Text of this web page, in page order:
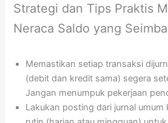
Strategi dan Tips Praktis
Neraca Saldo yang
Memastikan setiap transaksi
(debit dan kredit sama) segera
Jangan menumpuk pekerjaan
Lakukan posting dari jurnal umum